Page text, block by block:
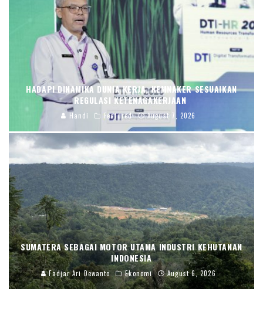
HADAPI DINAMIKA DUNIA KERJA, KEMNAKER SESUAIKAN
REGULASI KETENAGAKERJAAN
Handi Featured August 7, 2026
SUMATERA SEBAGAI MOTOR UTAMA INDUSTRI KEHUTANAN
INDONESIA
Fadjar Ari Dewanto Ekonomi August 6, 2026